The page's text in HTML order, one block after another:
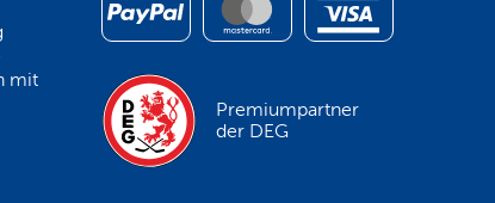
mit
Premiumpartner
der DEG